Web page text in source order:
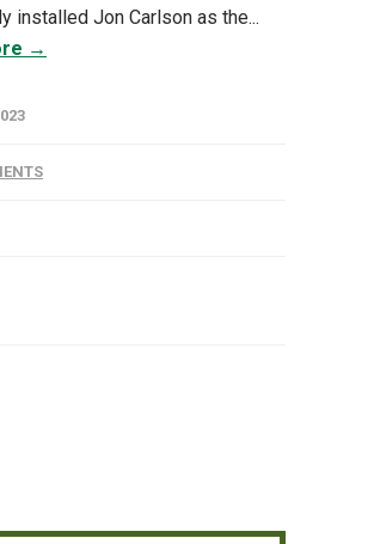
installed Jon Carlson as the...
→